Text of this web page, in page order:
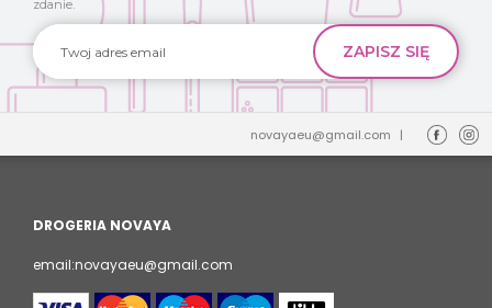
zdanie.
novayaeu@gmail.com |
DROGERIA NOVAYA
email:novayaeu@gmail.com